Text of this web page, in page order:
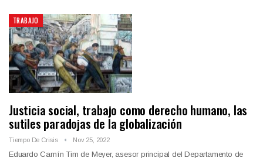
TRABAJO
Justicia social, trabajo como derecho humano, las
sutiles paradojas de la globalización
Tiempo De Crisis Nov 25, 2022
Eduardo Camín Tim de Meyer, asesor principal del Departamento de